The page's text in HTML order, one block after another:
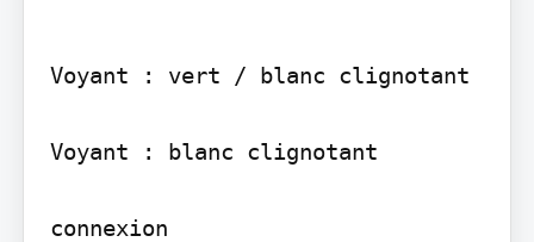
Voyant : vert / blanc clignotant
Voyant : blanc clignotant
connexion